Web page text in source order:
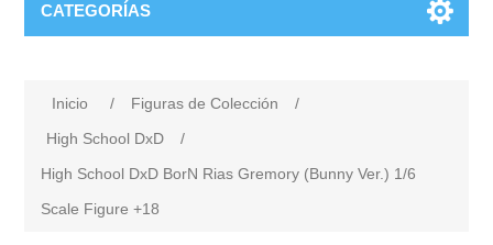
CATEGORÍAS
Inicio / Figuras de Colección
/
High School DxD
/
High School DxD BorN Rias Gremory (Bunny Ver.) 1/6
Scale Figure +18